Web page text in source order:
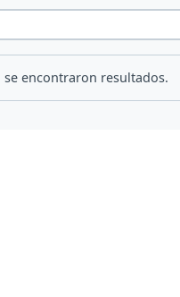
se encontraron resultados.